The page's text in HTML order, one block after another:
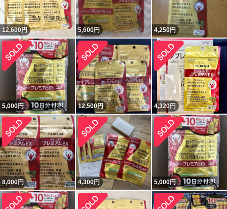
12,600円 5,600円 4,250円
5,000円 12,500円 4,320円
8,000円 4,300円 5,000円